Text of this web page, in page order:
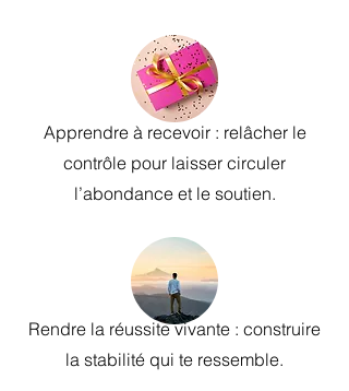
Apprendre à recevoir : relâcher le
contrôle pour laisser circuler
l’abondance et le soutien.
Rendre la réussite vivante : construire
la stabilité qui te ressemble.